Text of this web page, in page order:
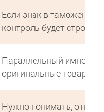
Если знак в таможенном
контроль будет строже
Параллельный импорт
оригинальные товары, а
Нужно понимать, откуда